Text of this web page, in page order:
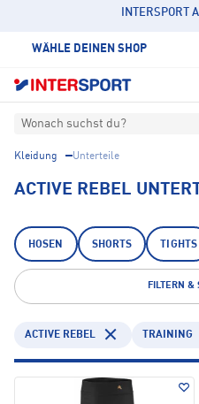
INTERSPORT
WÄHLE DEINEN SHOP
Wonach suchst du?
Kleidung Unterteile
ACTIVE REBEL
HOSEN SHORTS TIGHTS
FILTERN &
ACTIVE REBEL TRAINING